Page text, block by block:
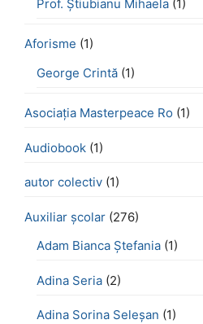
Prof. Știubianu Mihaela (1)
Aforisme (1)
George Crintă (1)
Asociația Masterpeace Ro (1)
Audiobook (1)
autor colectiv (1)
Auxiliar școlar (276)
Adam Bianca Ștefania (1)
Adina Seria (2)
Adina Sorina Seleșan (1)